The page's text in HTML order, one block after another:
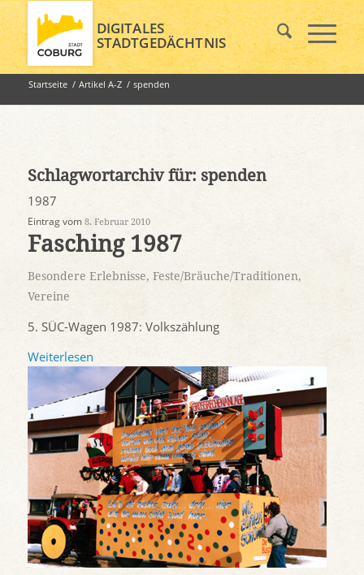
DIGITALES
STADTGEDÄCHTNIS
Startseite / Artikel A-Z / spenden
Schlagwortarchiv für: spenden
1987
Eintrag vom 8. Februar 2010
Fasching 1987
Besondere Erlebnisse, Feste/Bräuche/Traditionen,
Vereine
5. SÜC-Wagen 1987: Volkszählung
Weiterlesen